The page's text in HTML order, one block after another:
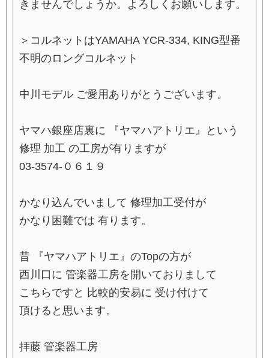
きませんでしょうか。よろしくお願いします。
＞コルネットはYAMAHA YCR-334, KING型番
不明のロングコルネット
中川モデル ご愛用ありがとうございます。
ヤマハ銀座店裏に 『ヤマハアトリエ』という
修理 加工 の工房が有りますが
03-3574-０６１９
かなり込んでいまして 修理加工受付が
かなり困難では 有ります。
昔 『ヤマハアトリエ』のTopの方が
西川口に 管楽器工房を開いておりまして
こちらですと 比較的安易に 受け付けて
頂けると思います。
拝藤 管楽器工房